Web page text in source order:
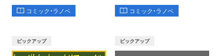
コミック・ラノベ コミック・ラノベ
ピックアップ ピックアップ